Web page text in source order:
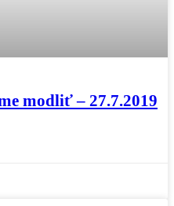
modliť – 27.7.2019